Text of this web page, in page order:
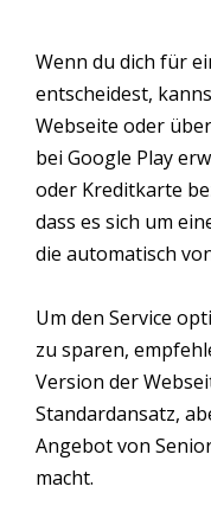
Wenn du dich für
entscheidest,
Webseite oder
bei Google Play
oder Kreditkarte
dass es sich um
die automatisch
Um den Service
zu sparen,
Version der
Standardansatz,
Angebot von
macht.